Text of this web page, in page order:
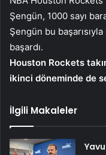
Şengün, 1000 sayı
Şengün bu başarısıyla
başardı.
Houston Rockets
ikinci döneminde de
İlgili Makaleler